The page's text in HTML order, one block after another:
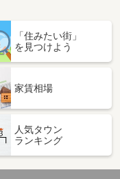
「住みたい街」
を見つけよう
家賃相場
人気タウン
ランキング